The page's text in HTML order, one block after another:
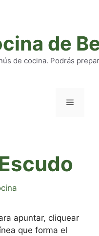
de
de cocina. Podrás
apuntar, cliquear
que forma el